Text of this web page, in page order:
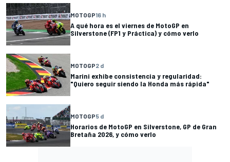
MOTOGP16 h
A qué hora es el viernes de MotoGP en
Silverstone (FP1 y Práctica) y cómo verlo
MOTOGP2 d
Marini exhibe consistencia y regularidad:
"Quiero seguir siendo la Honda más rápida"
MOTOGP5 d
Horarios de MotoGP en Silverstone, GP de Gran
Bretaña 2026, y cómo verlo